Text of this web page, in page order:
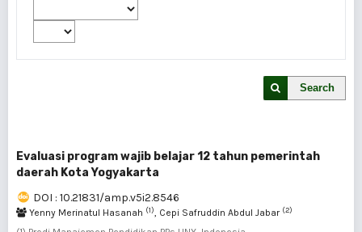
Search
Evaluasi program wajib belajar 12 tahun pemerintah
daerah Kota Yogyakarta
DOI : 10.21831/amp.v5i2.8546
Yenny Merinatul Hasanah (1), Cepi Safruddin Abdul Jabar (2)